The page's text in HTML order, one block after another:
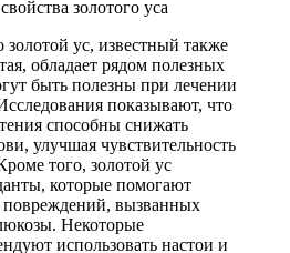
золотой ус, известный также
обладает рядом полезных
быть полезны при лечении
показывают, что
способны снижать
улучшая чувствительность
того, золотой ус
которые помогают
повреждений, вызванных
Некоторые
использовать настои и